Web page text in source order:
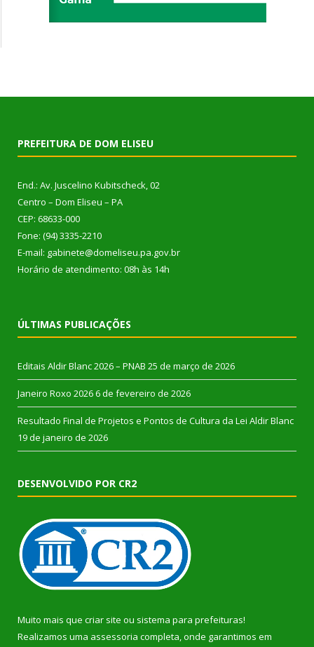
PREFEITURA DE DOM ELISEU
End.: Av. Juscelino Kubitscheck, 02
Centro – Dom Eliseu – PA
CEP: 68633-000
Fone: (94) 3335-2210
E-mail: gabinete@domeliseu.pa.gov.br
Horário de atendimento: 08h às 14h
ÚLTIMAS PUBLICAÇÕES
Editais Aldir Blanc 2026 – PNAB 25 de março de 2026
Janeiro Roxo 2026 6 de fevereiro de 2026
Resultado Final de Projetos e Pontos de Cultura da Lei Aldir Blanc
19 de janeiro de 2026
DESENVOLVIDO POR CR2
Muito mais que criar site ou sistema para prefeituras!
Realizamos uma assessoria completa, onde garantimos em